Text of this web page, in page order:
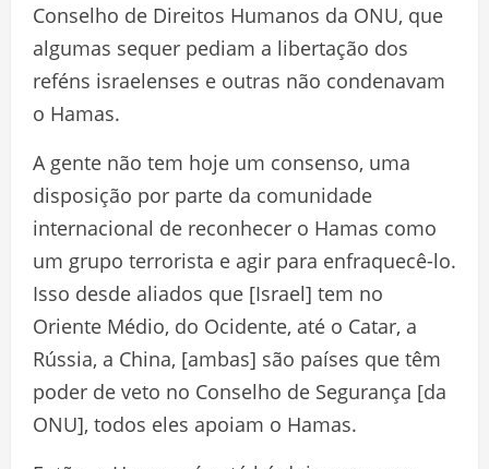
Conselho de Direitos Humanos da ONU, que
algumas sequer pediam a libertação dos
reféns israelenses e outras não condenavam
o Hamas.
A gente não tem hoje um consenso, uma
disposição por parte da comunidade
internacional de reconhecer o Hamas como
um grupo terrorista e agir para enfraquecê-lo.
Isso desde aliados que [Israel] tem no
Oriente Médio, do Ocidente, até o Catar, a
Rússia, a China, [ambas] são países que têm
poder de veto no Conselho de Segurança [da
ONU], todos eles apoiam o Hamas.